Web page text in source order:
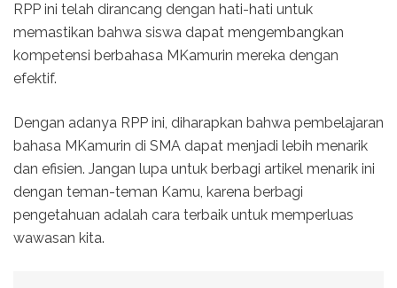
RPP ini telah dirancang dengan hati-hati untuk
memastikan bahwa siswa dapat mengembangkan
kompetensi berbahasa MKamurin mereka dengan
efektif.
Dengan adanya RPP ini, diharapkan bahwa pembelajaran
bahasa MKamurin di SMA dapat menjadi lebih menarik
dan efisien. Jangan lupa untuk berbagi artikel menarik ini
dengan teman-teman Kamu, karena berbagi
pengetahuan adalah cara terbaik untuk memperluas
wawasan kita.